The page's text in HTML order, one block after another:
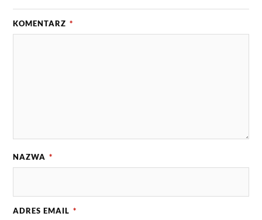
KOMENTARZ *
NAZWA *
ADRES EMAIL *